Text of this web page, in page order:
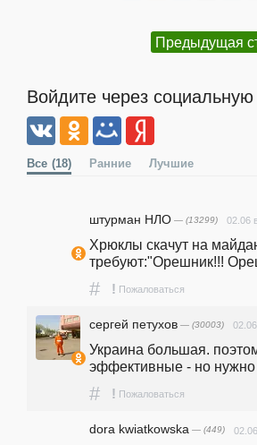
Предыдущая
Войдите через социальную
Все (18) Ранние Лучшие
штурман НЛО — (13299) 02.06
Хрюклы скачут на
требуют:"Орешник!!!
# ! Пожаловаться
сергей петухов — (30003)
Украина большая.
эффективные - но
# ! Пожаловаться
dora kwiatkowska — (449)